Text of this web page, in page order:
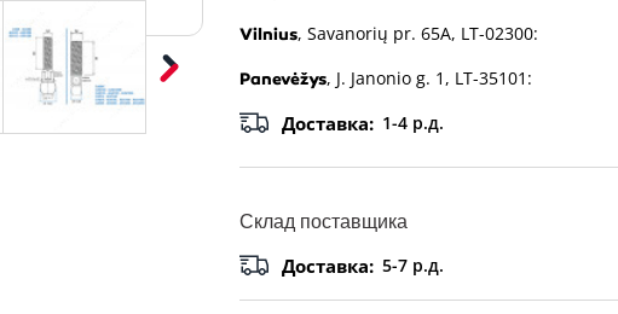
Vilnius, Savanorių pr. 65A, LT-02300:
Panevėžys, J. Janonio g. 1, LT-35101:
Доставка: 1-4 р.д.
Склад поставщика
Доставка: 5-7 р.д.